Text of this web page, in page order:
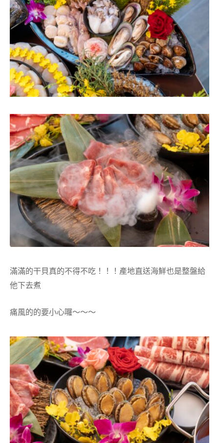
滿滿的干貝真的不得不吃！！！產地直送海鮮也是整盤給
他下去煮
痛風的的要小心囉～～～